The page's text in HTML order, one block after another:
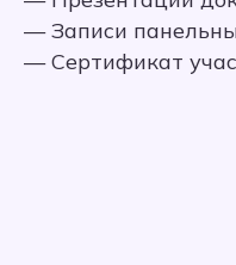
— Записи
— Сертификат